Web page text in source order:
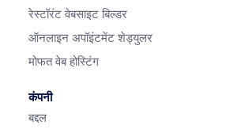
रेस्टॉरंट वेबसाइट बिल्डर
ऑनलाइन अपॉइंटमेंट शेड्युलर
मोफत वेब होस्टिंग
कंपनी
बद्दल